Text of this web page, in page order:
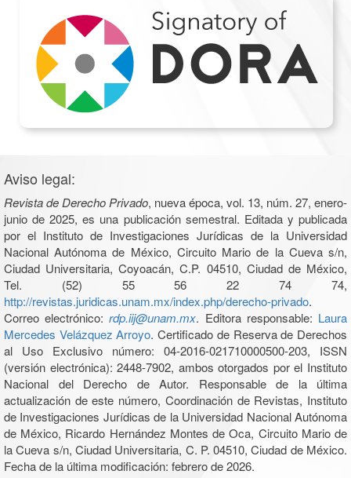
Aviso legal:
Revista de Derecho Privado, nueva época, vol. 13, núm. 27, enero-
junio de 2025, es una publicación semestral. Editada y publicada
por el Instituto de Investigaciones Jurídicas de la Universidad
Nacional Autónoma de México, Circuito Mario de la Cueva s/n,
Ciudad Universitaria, Coyoacán, C.P. 04510, Ciudad de México,
Tel. (52) 55 56 22 74 74,
http://revistas.juridicas.unam.mx/index.php/derecho-privado.
Correo electrónico: rdp.iij@unam.mx. Editora responsable: Laura
Mercedes Velázquez Arroyo. Certificado de Reserva de Derechos
al Uso Exclusivo número: 04-2016-021710000500-203, ISSN
(versión electrónica): 2448-7902, ambos otorgados por el Instituto
Nacional del Derecho de Autor. Responsable de la última
actualización de este número, Coordinación de Revistas, Instituto
de Investigaciones Jurídicas de la Universidad Nacional Autónoma
de México, Ricardo Hernández Montes de Oca, Circuito Mario de
la Cueva s/n, Ciudad Universitaria, C. P. 04510, Ciudad de México.
Fecha de la última modificación: febrero de 2026.